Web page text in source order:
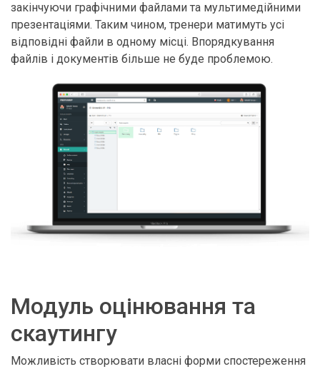
закінчуючи графічними файлами та мультимедійними
презентаціями. Таким чином, тренери матимуть усі
відповідні файли в одному місці. Впорядкування
файлів і документів більше не буде проблемою.
Модуль оцінювання та
скаутингу
Можливість створювати власні форми спостереження